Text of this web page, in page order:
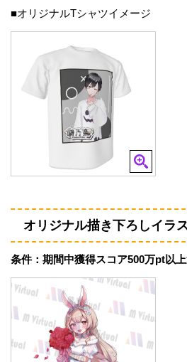
■オリジナルTシャツイメージ
オリジナル描き下ろしイラ
条件：期間中獲得スコア500万pt以